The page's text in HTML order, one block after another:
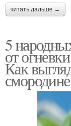
читать дальше →
5
от
Как